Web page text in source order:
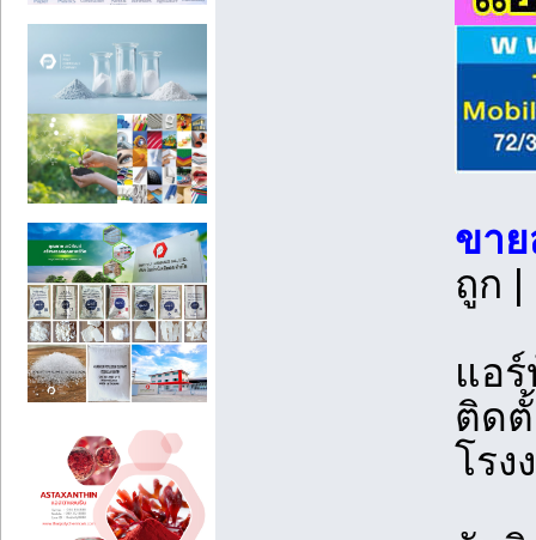
ขา
ถูก
แอ
ติด
โรง